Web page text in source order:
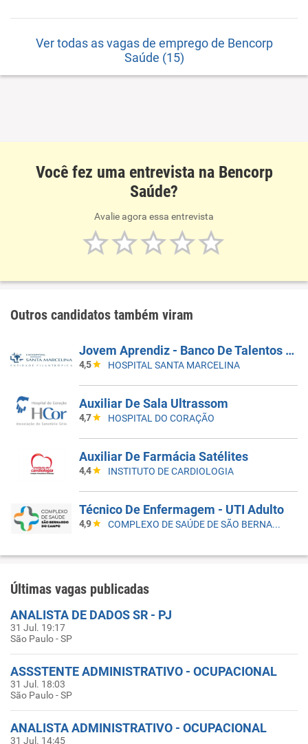
Ver todas as vagas de emprego de Bencorp
Saúde (15)
Você fez uma entrevista na Bencorp
Saúde?
Avalie agora essa entrevista
Outros candidatos também viram
Jovem Aprendiz - Banco De Talentos Do Programa De Aprendizagem Santa Marcelina Saúde 2026
4,5 HOSPITAL SANTA MARCELINA
Auxiliar De Sala Ultrassom
4,7 HOSPITAL DO CORAÇÃO
Auxiliar De Farmácia Satélites
4,4 INSTITUTO DE CARDIOLOGIA
Técnico De Enfermagem - UTI Adulto
4,9 COMPLEXO DE SAÚDE DE SÃO BERNARDO DO CAMPO
Últimas vagas publicadas
ANALISTA DE DADOS SR - PJ
31 Jul. 19:17
São Paulo - SP
ASSSTENTE ADMINISTRATIVO - OCUPACIONAL
31 Jul. 18:03
São Paulo - SP
ANALISTA ADMINISTRATIVO - OCUPACIONAL
31 Jul. 14:45